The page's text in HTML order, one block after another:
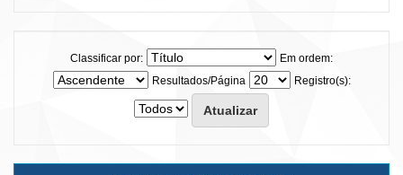
Classificar por:
Em ordem:
Resultados/Página
Registro(s):